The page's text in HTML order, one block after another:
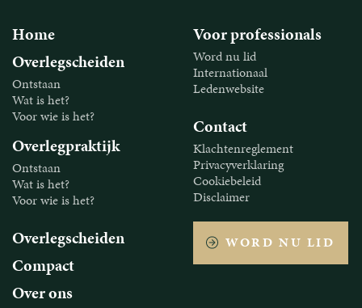
Home
Overlegscheiden
Ontstaan
Wat is het?
Voor wie is het?
Overlegpraktijk
Ontstaan
Wat is het?
Voor wie is het?
Overlegscheiden
Compact
Over ons
Voor professionals
Word nu lid
Internationaal
Ledenwebsite
Contact
Klachtenreglement
Privacyverklaring
Cookiebeleid
Disclaimer
WORD NU LID